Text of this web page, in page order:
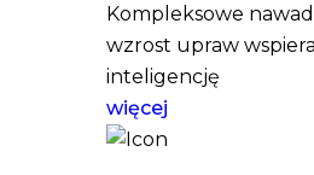
Kompleksowe
wzrost upraw
inteligencję
więcej